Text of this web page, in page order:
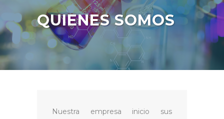
QUIENES SOMOS
Nuestra empresa inicio sus